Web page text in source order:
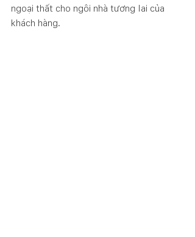
ngoại thất cho ngôi nhà tương lai của
khách hàng.